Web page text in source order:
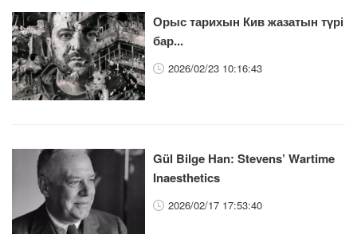
Орыс тарихын Кив жазатын түрі
бар...
2026/02/23 10:16:43
Gül Bilge Han: Stevens’ Wartime
Inaesthetics
2026/02/17 17:53:40